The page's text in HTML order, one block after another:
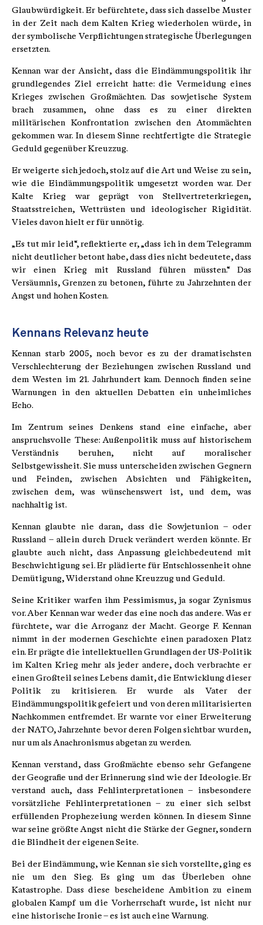
Glaubwürdigkeit. Er befürchtete, dass sich dasselbe Muster
in der Zeit nach dem Kalten Krieg wiederholen würde, in
der symbolische Verpflichtungen strategische Überlegungen
ersetzten.
Kennan war der Ansicht, dass die Eindämmungspolitik ihr
grundlegendes Ziel erreicht hatte: die Vermeidung eines
Krieges zwischen Großmächten. Das sowjetische System
brach zusammen, ohne dass es zu einer direkten
militärischen Konfrontation zwischen den Atommächten
gekommen war. In diesem Sinne rechtfertigte die Strategie
Geduld gegenüber Kreuzzug.
Er weigerte sich jedoch, stolz auf die Art und Weise zu sein,
wie die Eindämmungspolitik umgesetzt worden war. Der
Kalte Krieg war geprägt von Stellvertreterkriegen,
Staatsstreichen, Wettrüsten und ideologischer Rigidität.
Vieles davon hielt er für unnötig.
„Es tut mir leid“, reflektierte er, „dass ich in dem Telegramm
nicht deutlicher betont habe, dass dies nicht bedeutete, dass
wir einen Krieg mit Russland führen müssten.“ Das
Versäumnis, Grenzen zu betonen, führte zu Jahrzehnten der
Angst und hohen Kosten.
Kennans Relevanz heute
Kennan starb 2005, noch bevor es zu der dramatischsten
Verschlechterung der Beziehungen zwischen Russland und
dem Westen im 21. Jahrhundert kam. Dennoch finden seine
Warnungen in den aktuellen Debatten ein unheimliches
Echo.
Im Zentrum seines Denkens stand eine einfache, aber
anspruchsvolle These: Außenpolitik muss auf historischem
Verständnis beruhen, nicht auf moralischer
Selbstgewissheit. Sie muss unterscheiden zwischen Gegnern
und Feinden, zwischen Absichten und Fähigkeiten,
zwischen dem, was wünschenswert ist, und dem, was
nachhaltig ist.
Kennan glaubte nie daran, dass die Sowjetunion – oder
Russland – allein durch Druck verändert werden könnte. Er
glaubte auch nicht, dass Anpassung gleichbedeutend mit
Beschwichtigung sei. Er plädierte für Entschlossenheit ohne
Demütigung, Widerstand ohne Kreuzzug und Geduld.
Seine Kritiker warfen ihm Pessimismus, ja sogar Zynismus
vor. Aber Kennan war weder das eine noch das andere. Was er
fürchtete, war die Arroganz der Macht. George F. Kennan
nimmt in der modernen Geschichte einen paradoxen Platz
ein. Er prägte die intellektuellen Grundlagen der US-Politik
im Kalten Krieg mehr als jeder andere, doch verbrachte er
einen Großteil seines Lebens damit, die Entwicklung dieser
Politik zu kritisieren. Er wurde als Vater der
Eindämmungspolitik gefeiert und von deren militarisierten
Nachkommen entfremdet. Er warnte vor einer Erweiterung
der NATO, Jahrzehnte bevor deren Folgen sichtbar wurden,
nur um als Anachronismus abgetan zu werden.
Kennan verstand, dass Großmächte ebenso sehr Gefangene
der Geografie und der Erinnerung sind wie der Ideologie. Er
verstand auch, dass Fehlinterpretationen – insbesondere
vorsätzliche Fehlinterpretationen – zu einer sich selbst
erfüllenden Prophezeiung werden können. In diesem Sinne
war seine größte Angst nicht die Stärke der Gegner, sondern
die Blindheit der eigenen Seite.
Bei der Eindämmung, wie Kennan sie sich vorstellte, ging es
nie um den Sieg. Es ging um das Überleben ohne
Katastrophe. Dass diese bescheidene Ambition zu einem
globalen Kampf um die Vorherrschaft wurde, ist nicht nur
eine historische Ironie – es ist auch eine Warnung.